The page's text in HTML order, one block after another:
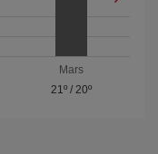
Mars
21º /20º